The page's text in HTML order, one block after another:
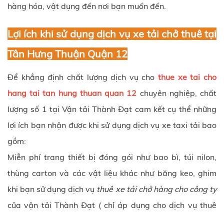
hàng hóa, vật dụng đến nơi bạn muốn đến.
Lợi ích khi sử dụng dịch vụ xe tải chở thuê tại
Tân Hưng Thuận Quận 12
Để khẳng định chất lượng dịch vụ chothue xe tai cho
hang tai tan hung thuan quan 12 chuyên nghiệp, chất
lượng số 1 tại Vận tải Thành Đạt cam kết cụ thể những
lợi ích bạn nhận được khi sử dụng dịch vụ xe taxi tải bao
gồm:
Miễn phí trang thiết bị đóng gói như bao bì, túi nilon,
thùng carton và các vật liệu khác như băng keo, ghim
khi bạn sử dụng dịch vụ thuê xe tải chở hàng cho công ty
của vận tải Thành Đạt ( chỉ áp dụng cho dịch vụ thuê